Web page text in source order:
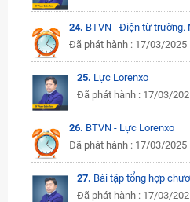
24. BTVN - Điện từ trường.
Đã phát hành : 17/03/2025
25. Lực Lorenxo
Đã phát hành : 17/03/
26. BTVN - Lực Lorenxo
Đã phát hành : 17/03/2025
27. Bài tập tổng hợp
Đã phát hành : 17/03/